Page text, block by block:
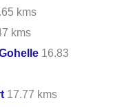
kms
kms
16.83
17.77 kms